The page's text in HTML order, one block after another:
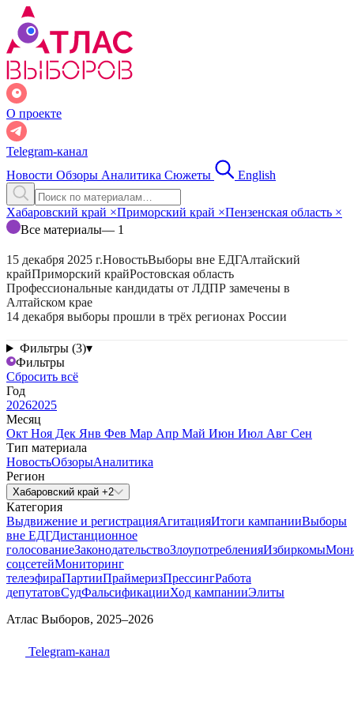
О проекте
Telegram-канал
Новости Обзоры Аналитика Сюжеты English
Хабаровский край ×Приморский край ×Пензенская область ×
Все материалы— 1
15 декабря 2025 г.НовостьВыборы вне ЕДГАлтайский
крайПриморский крайРостовская область
Профессиональные кандидаты от ЛДПР замечены в
Алтайском крае
14 декабря выборы прошли в трёх регионах России
Фильтры (3)▾
Фильтры
Сбросить всё
Год
20262025
Месяц
Окт Ноя Дек Янв Фев Мар Апр Май Июн Июл Авг Сен
Тип материала
НовостьОбзорыАналитика
Регион
Хабаровский край +2
Категория
Выдвижение и регистрацияАгитацияИтоги кампанииВыборы
вне ЕДГДистанционное
голосованиеЗаконодательствоЗлоупотребленияИзбиркомы
соцсетейМониторинг
телеэфираПартииПраймеризПрессингРабота
депутатовСудФальсификацииХод кампанииЭлиты
Атлас Выборов, 2025–2026
Telegram-канал